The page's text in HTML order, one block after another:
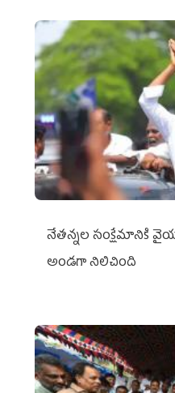
నేతన్నల సంక్షేమానికి
అండగా నిలిచింది